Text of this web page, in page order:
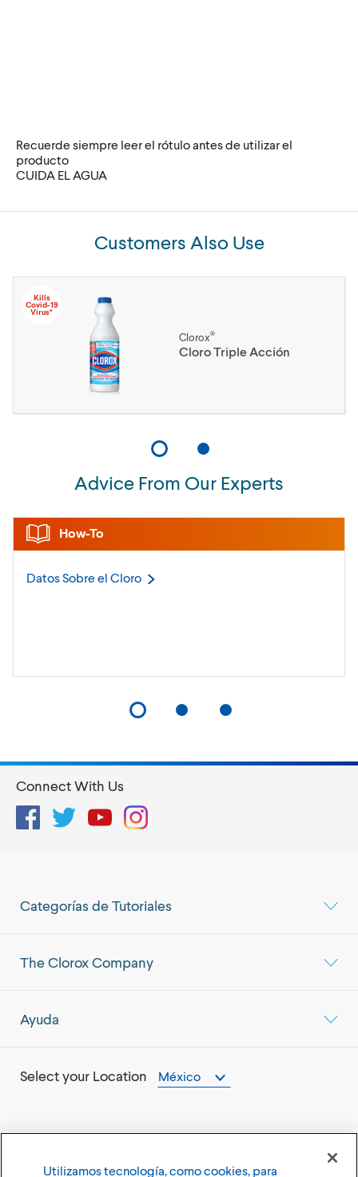
Recuerde siempre leer el rótulo antes de utilizar el
producto
CUIDA EL AGUA
Customers Also Use
Kills
Covid-19
Virus*
Clorox®
Cloro Triple Acción
Advice From Our Experts
How-To
Datos Sobre el Cloro
Categorías de Tutoriales
The Clorox Company
Ayuda
Select your Location México
Connect With Us
FacebookTwitterYouTubeInstagram
Utilizamos tecnología, como cookies, para